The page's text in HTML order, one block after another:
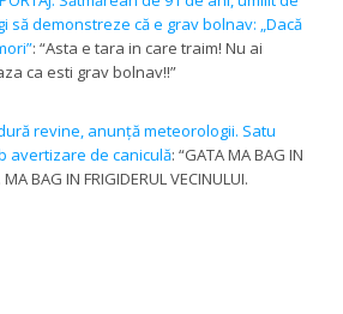
să demonstreze că e grav bolnav: „Dacă
: “Asta e tara in care traim! Nu ai
ca esti grav bolnav!!”
revine, anunță meteorologii. Satu
avertizare de caniculă: “GATA MA BAG IN
BAG IN FRIGIDERUL VECINULUI.